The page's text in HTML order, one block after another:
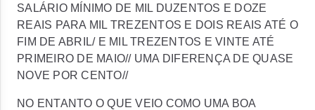
SALÁRIO MÍNIMO DE MIL DUZENTOS E DOZE
REAIS PARA MIL TREZENTOS E DOIS REAIS ATÉ O
FIM DE ABRIL/ E MIL TREZENTOS E VINTE ATÉ
PRIMEIRO DE MAIO// UMA DIFERENÇA DE QUASE
NOVE POR CENTO//
NO ENTANTO O QUE VEIO COMO UMA BOA